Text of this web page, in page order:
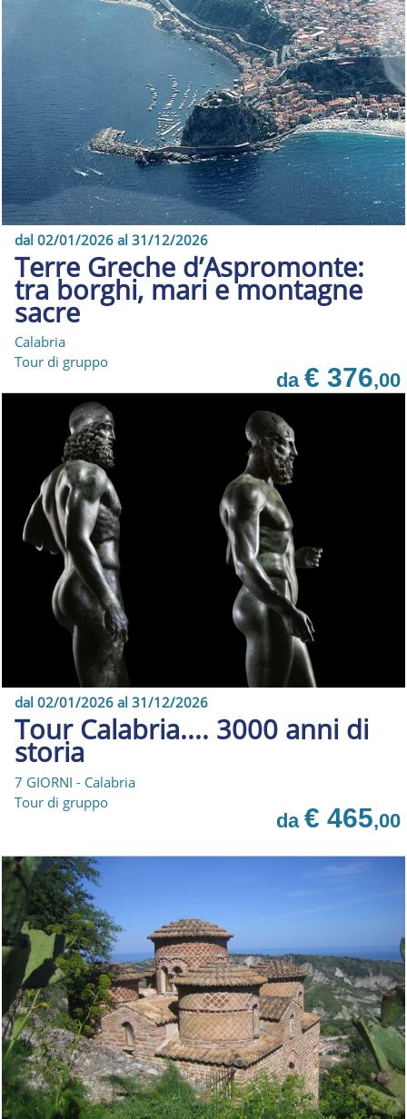
dal 02/01/2026 al 31/12/2026
Terre Greche d’Aspromonte:
tra borghi, mari e montagne
sacre
Calabria
Tour di gruppo
da € 376,00
dal 02/01/2026 al 31/12/2026
Tour Calabria.... 3000 anni di
storia
7 GIORNI - Calabria
Tour di gruppo
da € 465,00